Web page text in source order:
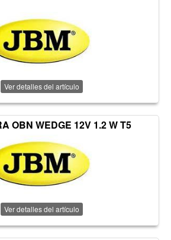
Ver detalles del artículo
OBN WEDGE 12V 1.2 W T5
Ver detalles del artículo